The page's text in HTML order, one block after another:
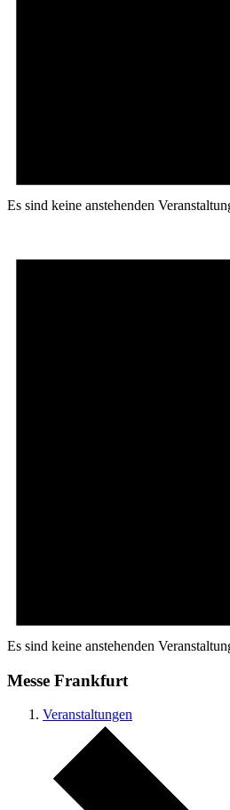
Es sind keine anstehenden
Es sind keine anstehenden
Messe Frankfurt
Veranstaltungen